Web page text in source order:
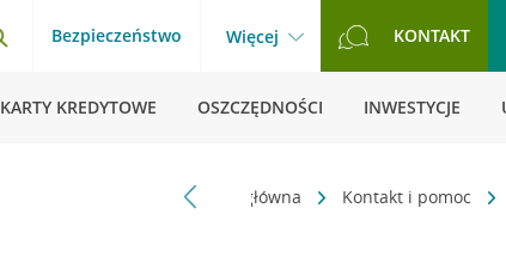
Bezpieczeństwo Więcej KONTAKT
KARTY KREDYTOWE OSZCZĘDNOŚCI INWESTYCJE
Strona główna Kontakt i pomoc